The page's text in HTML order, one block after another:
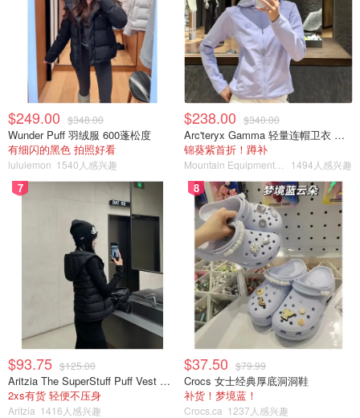
$249.00 $348.00
Wunder Puff 羽绒服 600蓬松度
有细闪的黑色 拍照好看
lululemon 1540人感兴趣
$238.00 $340.00
Arc'teryx Gamma 轻量连帽卫衣 女款
锦葵紫首折！蹲补
1494人感兴趣
7
$93.75 $125.00
Aritzia The SuperStuff Puff Vest 轻盈亮面马甲
2xs有货 轻便不压身
Aritzia 1416人感兴趣
8
$37.50 $79.99
Crocs 女士经典厚底洞洞鞋
补货！梦境蓝！
Crocs.ca 1237人感兴趣